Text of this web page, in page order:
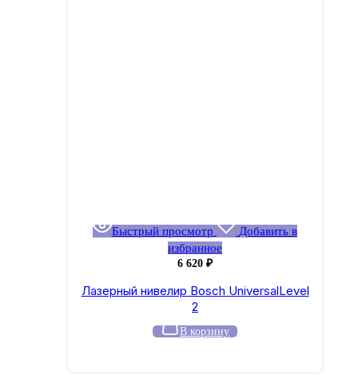
Быстрый просмотр
Добавить в
избранное
6 620 ₽
Лазерный нивелир Bosch UniversalLevel
2
В корзину